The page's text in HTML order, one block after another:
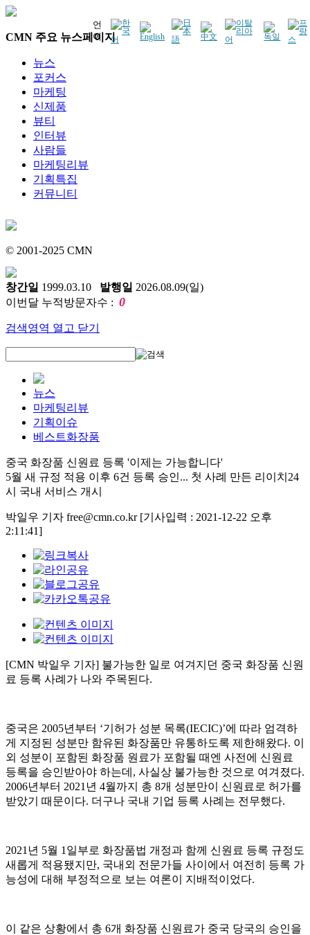
언
어
CMN 주요 뉴스페이지
뉴스
포커스
마케팅
신제품
뷰티
인터뷰
사람들
마케팅리뷰
기획특집
커뮤니티
© 2001-2025 CMN
창간일 1999.03.10 발행일 2026.08.09(일)
이번달 누적방문자수 : 0
검색영역 열고 닫기
뉴스
마케팅리뷰
기획이슈
베스트화장품
중국 화장품 신원료 등록 '이제는 가능합니다'
5월 새 규정 적용 이후 6건 등록 승인... 첫 사례 만든 리이치24
시 국내 서비스 개시
박일우 기자 free@cmn.co.kr [기사입력 : 2021-12-22 오후
2:11:41]
[CMN 박일우 기자] 불가능한 일로 여겨지던 중국 화장품 신원
료 등록 사례가 나와 주목된다.
중국은 2005년부터 ‘기허가 성분 목록(IECIC)’에 따라 엄격하
게 지정된 성분만 함유된 화장품만 유통하도록 제한해왔다. 이
외 성분이 포함된 화장품 원료가 포함될 때엔 사전에 신원료
등록을 승인받아야 하는데, 사실상 불가능한 것으로 여겨졌다.
2006년부터 2021년 4월까지 총 8개 성분만이 신원료로 허가를
받았기 때문이다. 더구나 국내 기업 등록 사례는 전무했다.
2021년 5월 1일부로 화장품법 개정과 함께 신원료 등록 규정도
새롭게 적용됐지만, 국내외 전문가들 사이에서 여전히 등록 가
능성에 대해 부정적으로 보는 여론이 지배적이었다.
이 같은 상황에서 총 6개 화장품 신원료가 중국 당국의 승인을